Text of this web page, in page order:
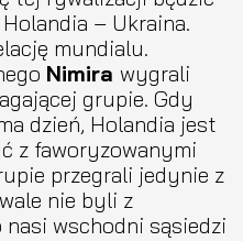
– Ukraina.
mundialu.
Nimira wygrali
grupie. Gdy
dzień, Holandia jest
z faworyzowanymi
przegrali jedynie z
nie byli z
nasi wschodni sąsiedzi